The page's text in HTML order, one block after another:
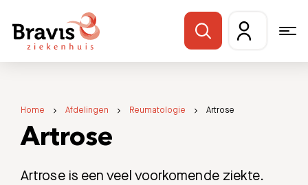
Home Afdelingen Reumatologie Artrose
Artrose
Artrose is een veel voorkomende ziekte.